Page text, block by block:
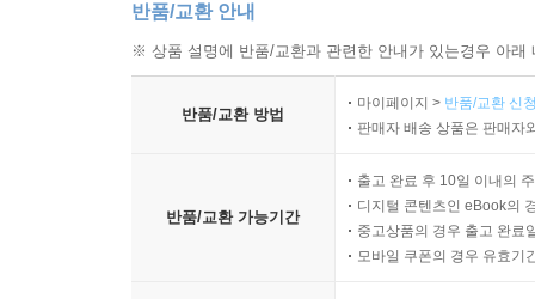
반품/교환 안내
※ 상품 설명에 반품/교환과 관련한 안내가 있는경우 아
반품/교환 방법
마이페이지 > 반품/교환 신
판매자 배송 상품은 판매자
반품/교환 가능기간
출고 완료 후 10일 이내의
디지털 콘텐츠인 eBook의
중고상품의 경우 출고 완료
모바일 쿠폰의 경우 유효기